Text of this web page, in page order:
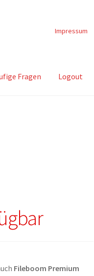
Impressum
Fragen Logout
Fileboom Premium